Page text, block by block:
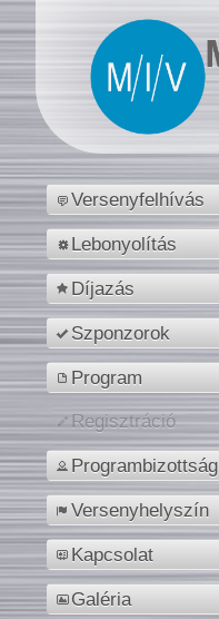
Versenyfelhívás
Lebonyolítás
Díjazás
Szponzorok
Program
Regisztráció
Programbizottság
Versenyhelyszín
Kapcsolat
Galéria